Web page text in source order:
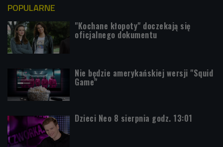
POPULARNE
"Kochane kłopoty" doczekają się
oficjalnego dokumentu
Nie będzie amerykańskiej wersji "Squid
Game"
Dzieci Neo 8 sierpnia godz. 13:01